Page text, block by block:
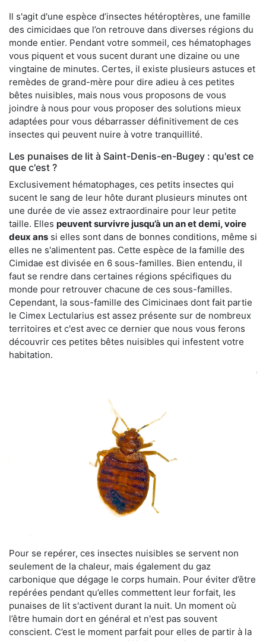
Il s'agit d'une espèce d’insectes hétéroptères, une famille
des cimicidaes que l’on retrouve dans diverses régions du
monde entier. Pendant votre sommeil, ces hématophages
vous piquent et vous sucent durant une dizaine ou une
vingtaine de minutes. Certes, il existe plusieurs astuces et
remèdes de grand-mère pour dire adieu à ces petites
bêtes nuisibles, mais nous vous proposons de vous
joindre à nous pour vous proposer des solutions mieux
adaptées pour vous débarrasser définitivement de ces
insectes qui peuvent nuire à votre tranquillité.
Les punaises de lit à Saint-Denis-en-Bugey : qu'est ce
que c'est ?
Exclusivement hématophages, ces petits insectes qui
sucent le sang de leur hôte durant plusieurs minutes ont
une durée de vie assez extraordinaire pour leur petite
taille. Elles peuvent survivre jusqu’à un an et demi, voire
deux ans si elles sont dans de bonnes conditions, même si
elles ne s'alimentent pas. Cette espèce de la famille des
Cimidae est divisée en 6 sous-familles. Bien entendu, il
faut se rendre dans certaines régions spécifiques du
monde pour retrouver chacune de ces sous-familles.
Cependant, la sous-famille des Cimicinaes dont fait partie
le Cimex Lectularius est assez présente sur de nombreux
territoires et c'est avec ce dernier que nous vous ferons
découvrir ces petites bêtes nuisibles qui infestent votre
habitation.
Pour se repérer, ces insectes nuisibles se servent non
seulement de la chaleur, mais également du gaz
carbonique que dégage le corps humain. Pour éviter d’être
repérées pendant qu’elles commettent leur forfait, les
punaises de lit s'activent durant la nuit. Un moment où
l’être humain dort en général et n'est pas souvent
conscient. C’est le moment parfait pour elles de partir à la